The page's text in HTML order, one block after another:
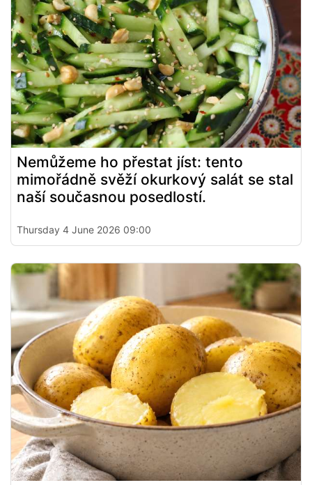
Nemůžeme ho přestat jíst: tento
mimořádně svěží okurkový salát se stal
naší současnou posedlostí.
Thursday 4 June 2026 09:00